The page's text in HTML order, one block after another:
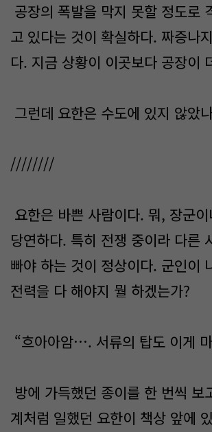
공장의 폭발을 막지 못할 정도로
고 있다는 것이 확실하다. 짜증나
다. 지금 상황이 이곳보다 공장이
그런데 요한은 수도에 있지 않았
////////
요한은 바쁜 사람이다. 뭐, 장군
당연하다. 특히 전쟁 중이라 다른
빠야 하는 것이 정상이다. 군인이
전력을 다 해야지 뭘 하겠는가?
“흐아아암…. 서류의 탑도 이게
방에 가득했던 종이를 한 번씩 보
계처럼 일했던 요한이 책상 앞에